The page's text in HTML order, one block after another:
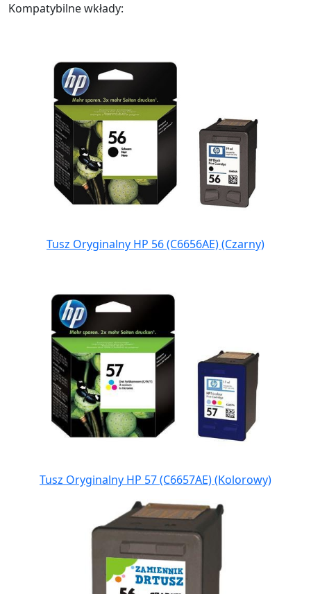
Kompatybilne wkłady:
Tusz Oryginalny HP 56 (C6656AE) (Czarny)
Tusz Oryginalny HP 57 (C6657AE) (Kolorowy)